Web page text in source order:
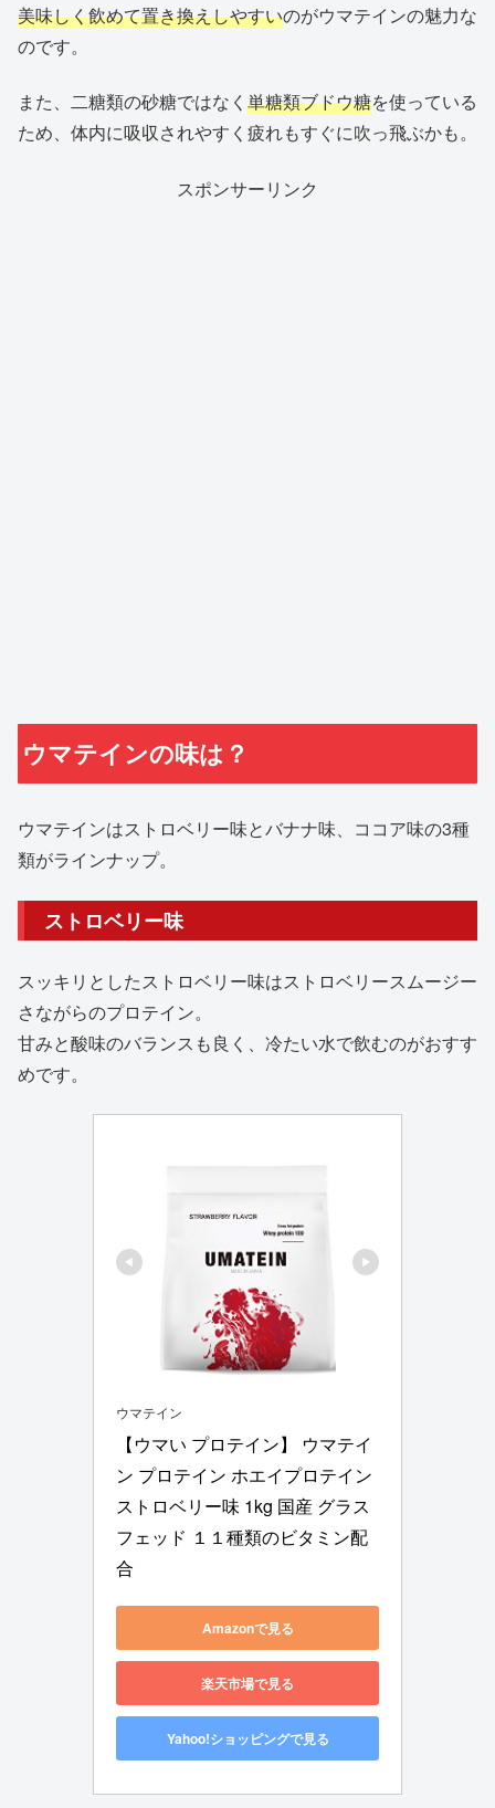
美味しく飲めて置き換えしやすいのがウマテインの魅力な
のです。
また、二糖類の砂糖ではなく 単糖類ブドウ糖を使っている
ため、体内に吸収されやすく疲れもすぐに吹っ飛ぶかも。
スポンサーリンク
ウマテインの味は？
ウマテインはストロベリー味とバナナ味、ココア味の3種
類がラインナップ。
ストロベリー味
スッキリとしたストロベリー味はストロベリースムージー
さながらのプロテイン。
甘みと酸味のバランスも良く、冷たい水で飲むのがおすす
めです。
ウマテイン
【ウマい プロテイン】 ウマテイ
ン プロテイン ホエイプロテイン
ストロベリー味 1kg 国産 グラス
フェッド １１種類のビタミン配
合
Amazonで見る
楽天市場で見る
Yahoo!ショッピングで見る